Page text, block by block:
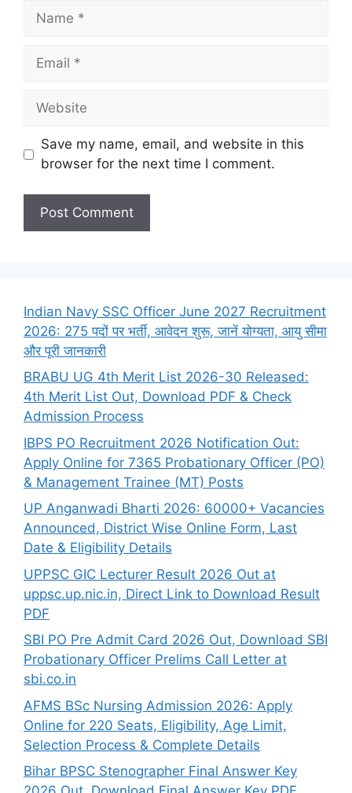
Name
Email
Website
Save my name, email, and website in this
browser for the next time I comment.
Indian Navy SSC Officer June 2027 Recruitment
2026: 275 पदों पर भर्ती, आवेदन शुरू, जानें योग्यता, आयु सीमा
और पूरी जानकारी
BRABU UG 4th Merit List 2026-30 Released:
4th Merit List Out, Download PDF & Check
Admission Process
IBPS PO Recruitment 2026 Notification Out:
Apply Online for 7365 Probationary Officer (PO)
& Management Trainee (MT) Posts
UP Anganwadi Bharti 2026: 60000+ Vacancies
Announced, District Wise Online Form, Last
Date & Eligibility Details
UPPSC GIC Lecturer Result 2026 Out at
uppsc.up.nic.in, Direct Link to Download Result
PDF
SBI PO Pre Admit Card 2026 Out, Download SBI
Probationary Officer Prelims Call Letter at
sbi.co.in
AFMS BSc Nursing Admission 2026: Apply
Online for 220 Seats, Eligibility, Age Limit,
Selection Process & Complete Details
Bihar BPSC Stenographer Final Answer Key